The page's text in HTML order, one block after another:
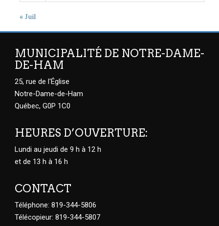
« Juil
MUNICIPALITÉ DE NOTRE-DAME-
DE-HAM
25, rue de l'Église
Notre-Dame-de-Ham
Québec, G0P 1C0
HEURES D’OUVERTURE:
Lundi au jeudi de 9 h à 12 h
et de 13 h à 16 h
CONTACT
Téléphone: 819-344-5806
Télécopieur: 819-344-5807